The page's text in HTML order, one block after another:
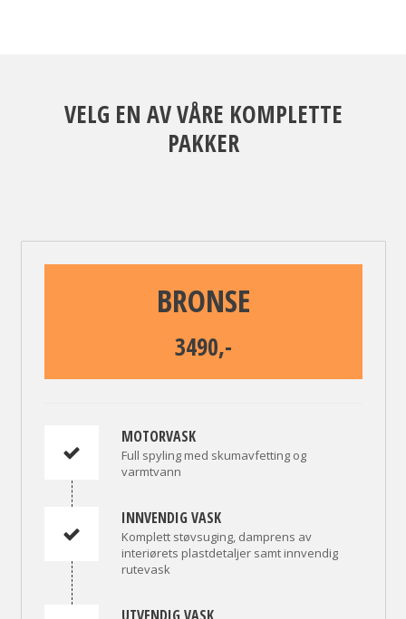
VELG EN AV VÅRE KOMPLETTE
PAKKER
BRONSE
3490,-
MOTORVASK
Full spyling med skumavfetting og
varmtvann
INNVENDIG VASK
Komplett støvsuging, damprens av
interiørets plastdetaljer samt innvendig
rutevask